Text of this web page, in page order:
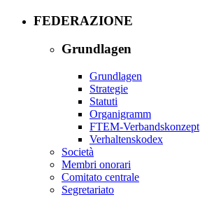
FEDERAZIONE
Grundlagen
Grundlagen
Strategie
Statuti
Organigramm
FTEM-Verbandskonzept
Verhaltenskodex
Società
Membri onorari
Comitato centrale
Segretariato